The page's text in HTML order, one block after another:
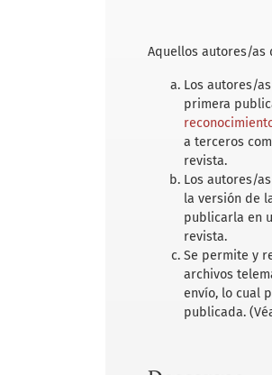
Aquellos autores/as
Los autores/
primera
a terceros
revista.
Los autores/
la versión de
publicarla en
revista.
Se permite y
archivos
envío, lo cual
publicada.